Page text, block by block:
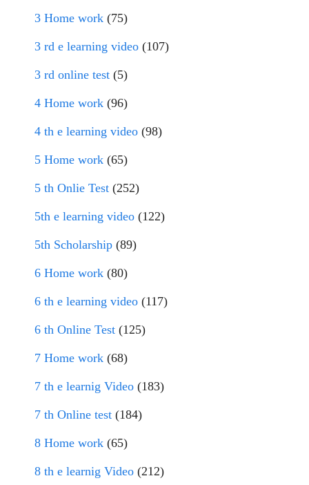
3 Home work (75)
3 rd e learning video (107)
3 rd online test (5)
4 Home work (96)
4 th e learning video (98)
5 Home work (65)
5 th Onlie Test (252)
5th e learning video (122)
5th Scholarship (89)
6 Home work (80)
6 th e learning video (117)
6 th Online Test (125)
7 Home work (68)
7 th e learnig Video (183)
7 th Online test (184)
8 Home work (65)
8 th e learnig Video (212)